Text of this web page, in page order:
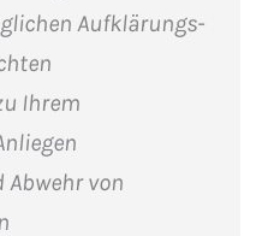
Aufklärungs-
Ihrem
von